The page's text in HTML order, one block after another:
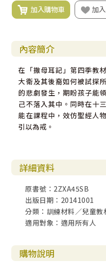
加入購物車 加
內容簡介
在「撒母耳記」第四季教
大衛及其後裔如何被試探
的悲劇發生，期盼孩子能
己不落入其中。同時在十
能在課程中，效仿聖經人
引以為戒。
詳細資料
原書號：2ZXA45SB
出版日期：20141001
分類：訓練材料／兒童教
適用對象：適用所有人
購物說明